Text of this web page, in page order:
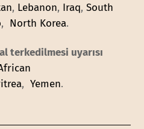
, Lebanon, Iraq,South
, North Korea.
terkedilmesi uyarısı
,Yemen.